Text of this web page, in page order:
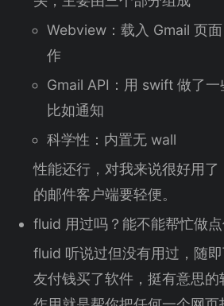
Webview：载入 Gmail 页
作
Gmail API：用 swift 做了一
比如通知
科学性：内置无 wall
性能还行，对我来说很好用
的邮件客户端要轻便。
fluid 用过吗？能不能帮忙做点
fluid 听说过但没有用过，随
友付钱买了软件，挺有意思